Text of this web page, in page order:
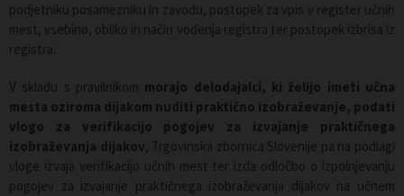
podjetniku posamezniku in zavodu, postopek za vpis v register učnih
mest, vsebino, obliko in način vodenja registra ter postopek izbrisa iz
registra.
V skladu s pravilnikom morajo delodajalci, ki želijo imeti učna
mesta oziroma dijakom nuditi praktično izobraževanje, podati
vlogo za verifikacijo pogojev za izvajanje praktičnega
izobraževanja dijakov, Trgovinska zbornica Slovenije pa na podlagi
vloge izvaja verifikacijo učnih mest ter izda odločbo o izpolnjevanju
pogojev za izvajanje praktičnega izobraževanja dijakov na učnem